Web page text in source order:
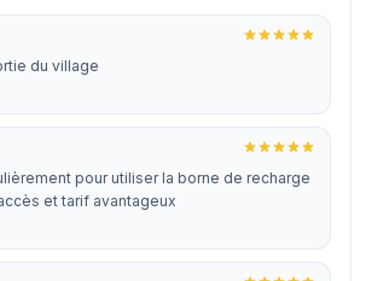
du village
pour utiliser la borne de recharge
et tarif avantageux